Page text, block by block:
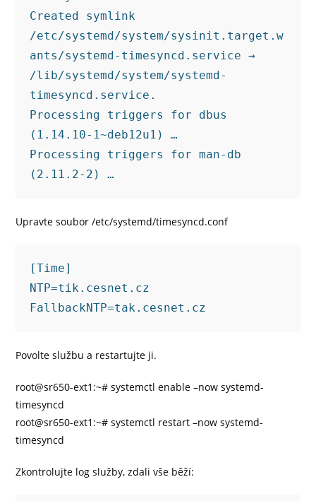
Created symlink
/etc/systemd/system/sysinit.target.w
ants/systemd-timesyncd.service →
/lib/systemd/system/systemd-
timesyncd.service.
Processing triggers for dbus
(1.14.10-1~deb12u1) …
Processing triggers for man-db
(2.11.2-2) …
Upravte soubor /etc/systemd/timesyncd.conf
[Time]
NTP=tik.cesnet.cz
FallbackNTP=tak.cesnet.cz
Povolte službu a restartujte ji.
root@sr650-ext1:~# systemctl enable –now systemd-
timesyncd
root@sr650-ext1:~# systemctl restart –now systemd-
timesyncd
Zkontrolujte log služby, zdali vše běží: